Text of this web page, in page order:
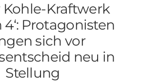
Kohle-Kraftwerk
4‘: Protagonisten
sich vor
neu in
Stellung